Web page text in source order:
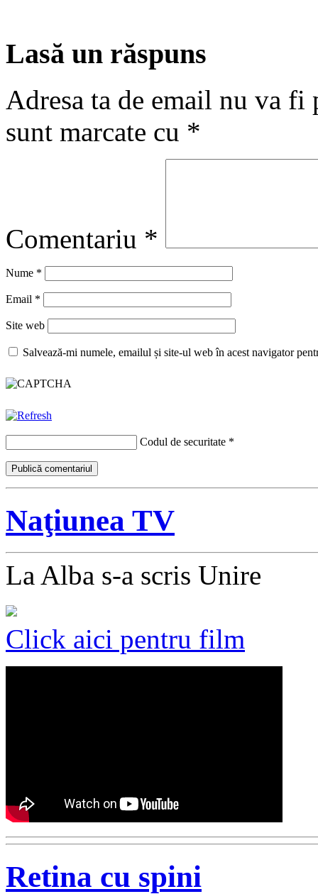
Lasă un răspuns
Adresa ta de email nu va fi
sunt marcate cu *
Comentariu *
Nume *
Email *
Site web
Salvează-mi numele, emailul și site-ul web în acest navigator
Codul de securitate *
Naţiunea TV
La Alba s-a scris Unire
Click aici pentru film
Retina cu spini